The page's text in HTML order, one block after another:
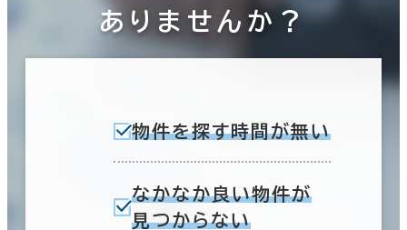
ありませんか？
物件を探す時間が無い
なかなか良い物件が
見つからない